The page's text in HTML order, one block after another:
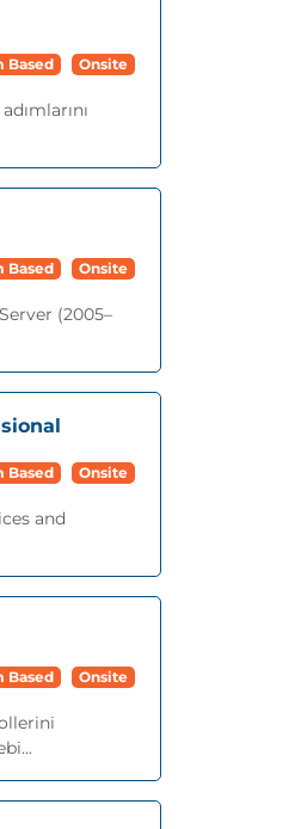
Based Onsite
Based Onsite
(2005–
Based Onsite
and
Based Onsite